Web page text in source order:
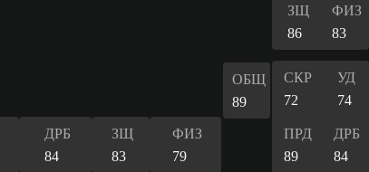
ЗЩ
86
ФИЗ
83
ДРБ
84
ЗЩ
83
ФИЗ
79
ОБЩ
89
СКР
72
УД
74
ПРД
89
ДРБ
84